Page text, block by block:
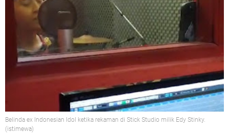
Belinda ex Indonesian Idol ketika rekaman di Stick Studio milik Edy Stinky.
(istimewa)